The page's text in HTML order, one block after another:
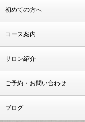
初めての方へ
コース案内
サロン紹介
ご予約・お問い合わせ
ブログ